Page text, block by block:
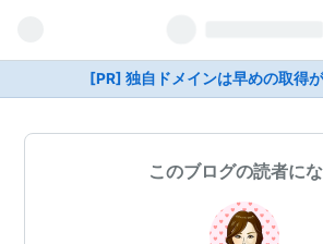
[PR] 独自ドメインは早めの取得
このブログの読者に